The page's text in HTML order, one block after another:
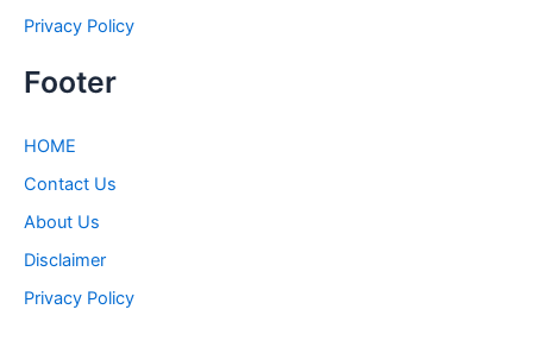
Privacy Policy
Footer
HOME
Contact Us
About Us
Disclaimer
Privacy Policy